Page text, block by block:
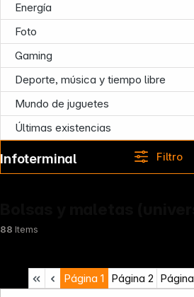
Energía
Foto
Gaming
Deporte, música y tiempo libre
Mundo de juguetes
Últimas existencias
Filtro
88 Items
Página 1 Página 2 Página
Infoterminal